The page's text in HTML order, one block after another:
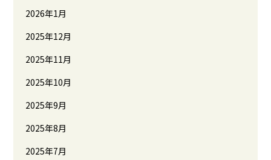
2026年1月
2025年12月
2025年11月
2025年10月
2025年9月
2025年8月
2025年7月